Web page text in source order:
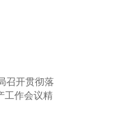
加密精细
群体；要
激